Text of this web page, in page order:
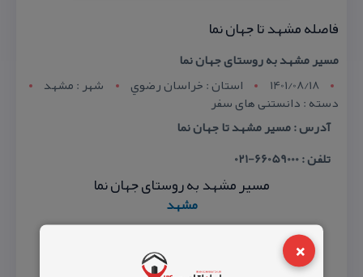
×
فاصله مشهد تا جهان نما
مسیر مشهد به روستای جهان نما
1401/08/18
استان : خراسان رضوي شهر : مشهد
دسته : دانستنی های سفر
آدرس : مسیر مشهد تا جهان نما
تلفن : 66059000-021
مسیر مشهد به روستای جهان نما
مشهد